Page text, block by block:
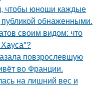
чтобы юноши каждые
обнаженными.
своим видом: что
повзрослевшую
во Франции.
на лишний вес и